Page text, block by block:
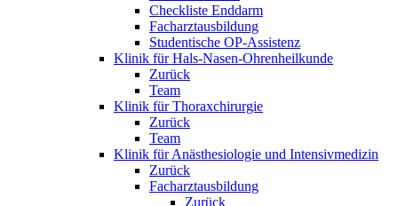
Checkliste Enddarm
Facharztausbildung
Studentische OP-Assistenz
Klinik für Hals-Nasen-Ohrenheilkunde
Zurück
Team
Klinik für Thoraxchirurgie
Zurück
Team
Klinik für Anästhesiologie und Intensivmedizin
Zurück
Facharztausbildung
Zurück